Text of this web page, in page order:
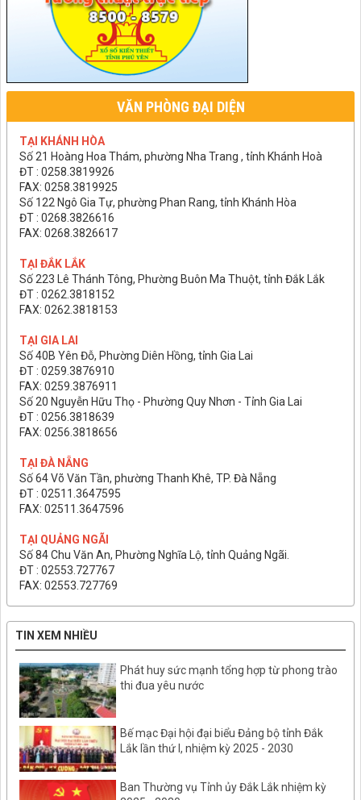
VĂN PHÒNG ĐẠI DIỆN
TẠI KHÁNH HÒA
Số 21 Hoàng Hoa Thám, phường Nha Trang , tỉnh Khánh Hoà
ĐT : 0258.3819926
FAX: 0258.3819925
Số 122 Ngô Gia Tự, phường Phan Rang, tỉnh Khánh Hòa
ĐT : 0268.3826616
FAX: 0268.3826617
TẠI ĐẮK LẮK
Số 223 Lê Thánh Tông, Phường Buôn Ma Thuột, tỉnh Đắk Lắk
ĐT : 0262.3818152
FAX: 0262.3818153
TẠI GIA LAI
Số 40B Yên Đỗ, Phường Diên Hồng, tỉnh Gia Lai
ĐT : 0259.3876910
FAX: 0259.3876911
Số 20 Nguyễn Hữu Thọ - Phường Quy Nhơn - Tỉnh Gia Lai
ĐT : 0256.3818639
FAX: 0256.3818656
TẠI ĐÀ NẴNG
Số 64 Võ Văn Tần, phường Thanh Khê, TP. Đà Nẵng
ĐT : 02511.3647595
FAX: 02511.3647596
TẠI QUẢNG NGÃI
Số 84 Chu Văn An, Phường Nghĩa Lộ, tỉnh Quảng Ngãi.
ĐT : 02553.727767
FAX: 02553.727769
TIN XEM NHIỀU
Phát huy sức mạnh tổng hợp từ phong trào
thi đua yêu nước
Bế mạc Đại hội đại biểu Đảng bộ tỉnh Đắk
Lắk lần thứ I, nhiệm kỳ 2025 - 2030
Ban Thường vụ Tỉnh ủy Đắk Lắk nhiệm kỳ